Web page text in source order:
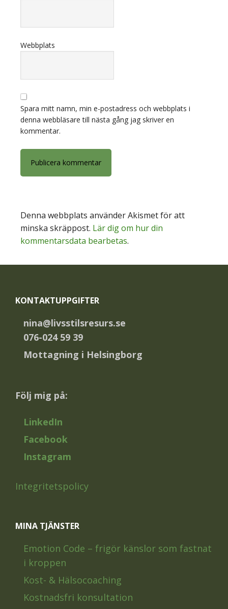
Webbplats
Spara mitt namn, min e-postadress och webbplats i
denna webbläsare till nästa gång jag skriver en
kommentar.
Denna webbplats använder Akismet för att
minska skräppost. Lär dig om hur din
kommentarsdata bearbetas.
KONTAKTUPPGIFTER
nina@livsstilsresurs.se
076-024 59 39
Mottagning i Helsingborg
Följ mig på:
LinkedIn
Facebook
Instagram
Integritetspolicy
MINA TJÄNSTER
Emotion Code – frigör känslor som fastnat
i kroppen
Kost- & Hälsocoaching
Kostnadsfri konsultation